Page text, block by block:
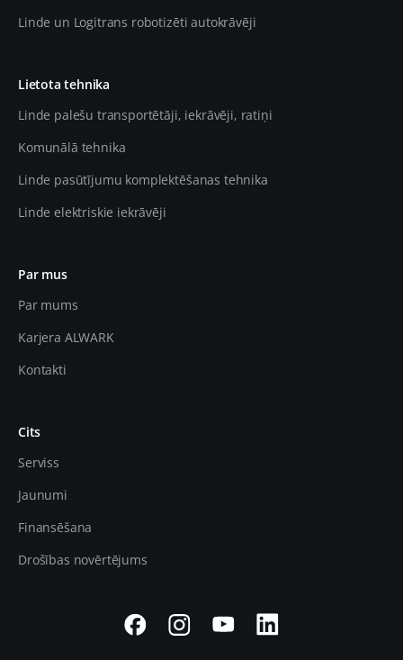
Linde un Logitrans robotizēti autokrāvēji
Lietota tehnika
Linde palešu transportētāji, iekrāvēji, ratiņi
Komunālā tehnika
Linde pasūtījumu komplektēšanas tehnika
Linde elektriskie iekrāvēji
Par mus
Par mums
Karjera ALWARK
Kontakti
Cits
Serviss
Jaunumi
Finansēšana
Drošības novērtējums